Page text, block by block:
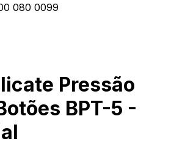
080 0099
Pressão
BPT-5 -